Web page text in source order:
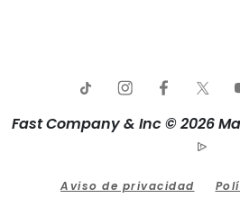
Fast Company & Inc © 2026
Aviso de privacidad